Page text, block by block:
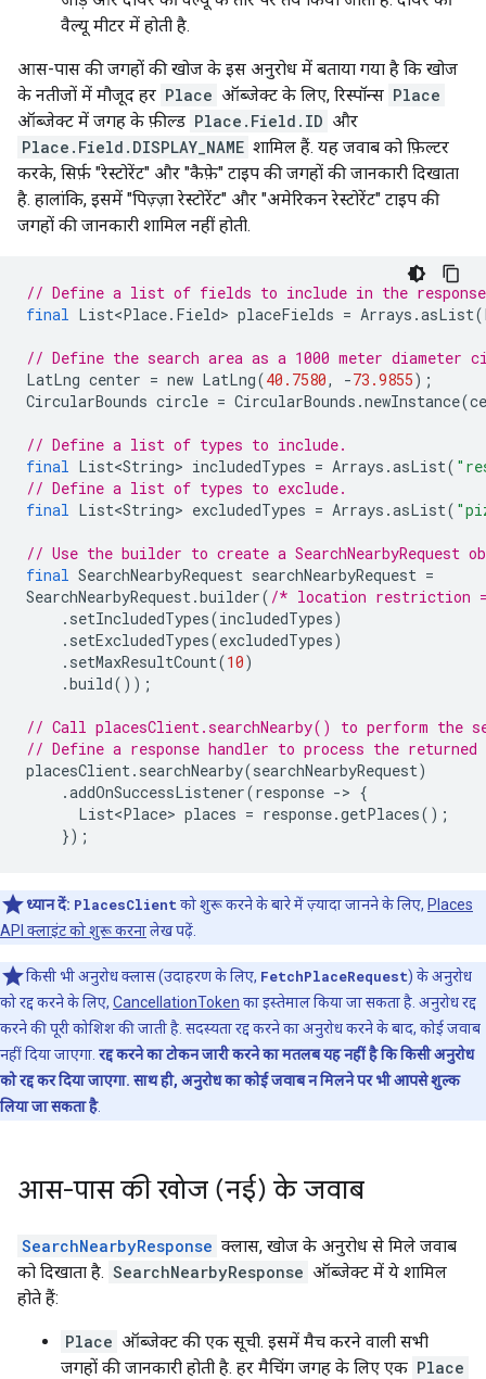
वैल्यू मीटर में होती है.
आस-पास की जगहों की खोज के इस अनुरोध में बताया गया है कि खोज
के नतीजों में मौजूद हर Place ऑब्जेक्ट के लिए, रिस्पॉन्स Place
ऑब्जेक्ट में जगह के फ़ील्ड Place.Field.ID और
Place.Field.DISPLAY_NAME शामिल हैं. यह जवाब को फ़िल्टर
करके, सिर्फ़ "रेस्टोरेंट" और "कैफ़े" टाइप की जगहों की जानकारी दिखाता
है. हालांकि, इसमें "पिज़्ज़ा रेस्टोरेंट" और "अमेरिकन रेस्टोरेंट" टाइप की
जगहों की जानकारी शामिल नहीं होती.
// Define a list of fields to include in the response
final List<Place. Field> placeFields = Arrays .asList(
// Define the search area as a 1000 meter diameter
LatLng center = new LatLng(40.7580, -73.9855);
CircularBounds circle = CircularBounds .newInstance(
// Define a list of types to include.
final List<String> includedTypes = Arrays .asList(
// Define a list of types to exclude.
final List<String> excludedTypes = Arrays .asList(
// Use the builder to create a SearchNearbyRequest
final SearchNearbyRequest searchNearbyRequest =
SearchNearbyRequest.builder( /* location restriction
. setIncludedTypes(includedTypes)
. setExcludedTypes(excludedTypes)
. setMaxResultCount(10)
.build());
// Call placesClient.searchNearby() to perform the
// Define a response handler to process the
placesClient. searchNearby(searchNearbyRequest)
.addOnSuccessListener(response -> {
List<Place> places = response.getPlaces();
});
ध्यान दें: PlacesClient को शुरू करने के बारे में ज़्यादा जानने के लिए, Places
API क्लाइंट को शुरू करनालेख पढ़ें.
किसी भी अनुरोध क्लास (उदाहरण के लिए, FetchPlaceRequest) के अनुरोध
को रद्द करने के लिए, CancellationToken का इस्तेमाल किया जा सकता है. अनुरोध रद्द
करने की पूरी कोशिश की जाती है. सदस्यता रद्द करने का अनुरोध करने के बाद, कोई जवाब
नहीं दिया जाएगा. रद्द करने का टोकन जारी करने का मतलब यह नहीं है कि किसी अनुरोध
को रद्द कर दिया जाएगा. साथ ही, अनुरोध का कोई जवाब न मिलने पर भी आपसे शुल्क
लिया जा सकता है.
आस-पास की खोज (नई) के जवाब
SearchNearbyResponse क्लास, खोज के अनुरोध से मिले जवाब
को दिखाता है. SearchNearbyResponse ऑब्जेक्ट में ये शामिल
होते हैं:
Place ऑब्जेक्ट की एक सूची. इसमें मैच करने वाली सभी
जगहों की जानकारी होती है. हर मैचिंग जगह के लिए एक Place